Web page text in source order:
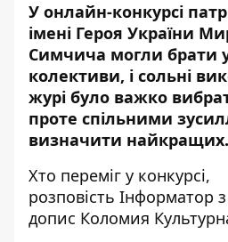
У онлайн-конкурсі
імені Героя України
Симчича могли брати
колективи, і сольні
журі було важко
проте спільними
визначити найкращих.
Хто переміг у конкурсі,
розповість Інформатор
допис Коломия